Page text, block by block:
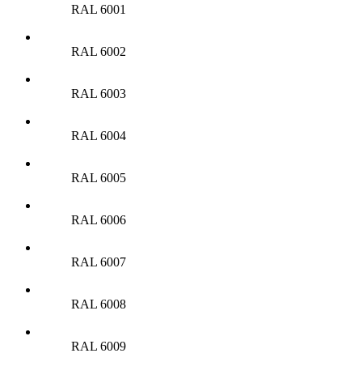
RAL 6001
RAL 6002
RAL 6003
RAL 6004
RAL 6005
RAL 6006
RAL 6007
RAL 6008
RAL 6009